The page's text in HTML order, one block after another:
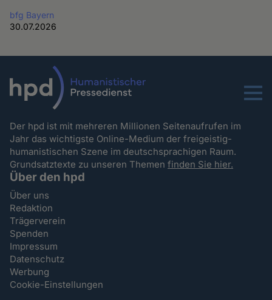
bfg Bayern
30.07.2026
Menu
Der hpd ist mit mehreren Millionen Seitenaufrufen im
Jahr das wichtigste Online-Medium der freigeistig-
humanistischen Szene im deutschsprachigen Raum.
Grundsatztexte zu unseren Themenfinden Sie hier.
Über den hpd
Über uns
Redaktion
Trägerverein
Spenden
Impressum
Datenschutz
Werbung
Cookie-Einstellungen